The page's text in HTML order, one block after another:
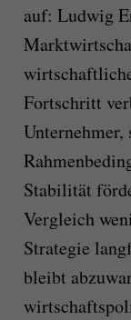
auf: Ludwig
Fortschritt
Stabilität
Vergleich
Strategie
bleibt